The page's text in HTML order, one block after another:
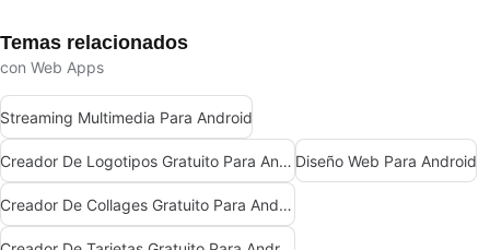
Temas relacionados
con Web Apps
Streaming Multimedia Para Android
Creador De Logotipos Gratuito Para Android Diseño Web Para Android
Creador De Collages Gratuito Para Android